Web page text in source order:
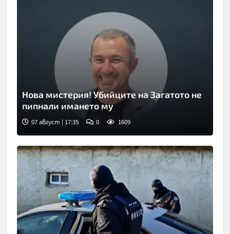
Нова мистерия! Убийците на Загатото не
пипнали имането му
07 август | 17:35 0 1609